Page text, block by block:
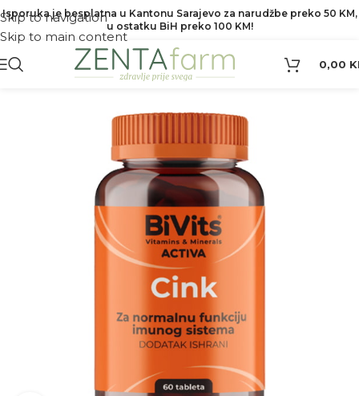
Skip to navigation
Skip to main content
Isporuka je besplatna u Kantonu Sarajevo za narudžbe preko 50 KM,
u ostatku BiH preko 100 KM!
0,00